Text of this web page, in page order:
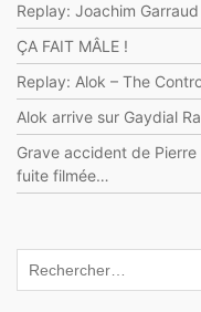
Replay: Joachim
ÇA FAIT MÂLE !
Replay: Alok – The
Alok arrive sur Gaydial
Grave accident de
fuite filmée…